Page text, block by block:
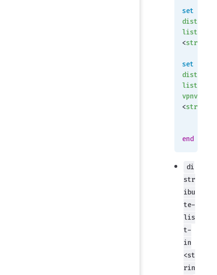
set
list-out6
<strin
set
list-out-
vpnv4
<strin
end
di
str
ibu
te-
lis
t-
in
<st
rin